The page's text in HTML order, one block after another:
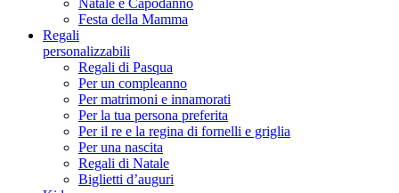
Natale e Capodanno
Festa della Mamma
Regali
personalizzabili
Regali di Pasqua
Per un compleanno
Per matrimoni e innamorati
Per la tua persona preferita
Per il re e la regina di fornelli e griglia
Per una nascita
Regali di Natale
Biglietti d’auguri